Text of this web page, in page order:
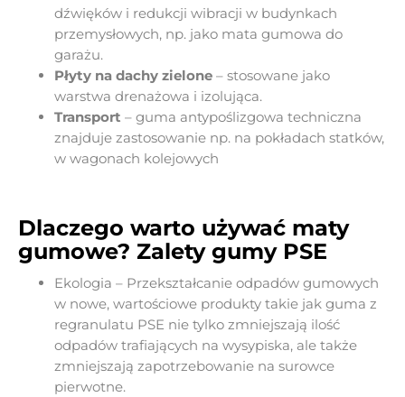
dźwięków i redukcji wibracji w budynkach
przemysłowych, np. jako mata gumowa do
garażu.
Płyty na dachy zielone – stosowane jako
warstwa drenażowa i izolująca.
Transport – guma antypoślizgowa techniczna
znajduje zastosowanie np. na pokładach statków,
w wagonach kolejowych
Dlaczego warto używać maty
gumowe? Zalety gumy PSE
Ekologia – Przekształcanie odpadów gumowych
w nowe, wartościowe produkty takie jak guma z
regranulatu PSE nie tylko zmniejszają ilość
odpadów trafiających na wysypiska, ale także
zmniejszają zapotrzebowanie na surowce
pierwotne.